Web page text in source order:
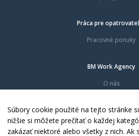
Práca pre
Pracovné ponuky
BM Work Agency
O nás
Dokumenty
Kontakty
Súbory cookie použité na tejto stránke
nižšie si môžete prečítať o každej
zakázať niektoré alebo všetky z nich. Ak